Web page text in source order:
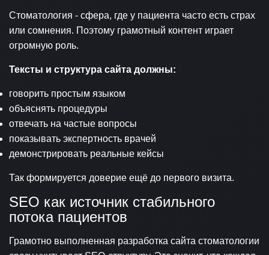
Стоматология - сфера, где у пациента часто есть страх
или сомнения. Поэтому грамотный контент играет
огромную роль.
Тексты и структура сайта должны:
говорить простым языком
объяснять процедуры
отвечать на частые вопросы
показывать экспертность врачей
демонстрировать реальные кейсы
Так формируется доверие ещё до первого визита.
SEO как источник стабильного
потока пациентов
Грамотно выполненная разработка сайта стоматологии